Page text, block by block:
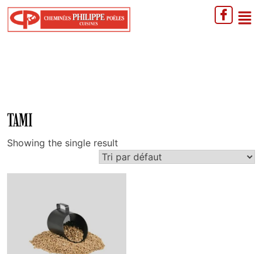
TAMI
Showing the single result